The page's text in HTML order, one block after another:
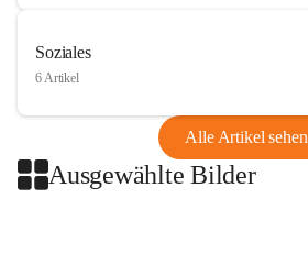
Soziales
6 Artikel
Alle Artikel sehen
Ausgewählte Bilder